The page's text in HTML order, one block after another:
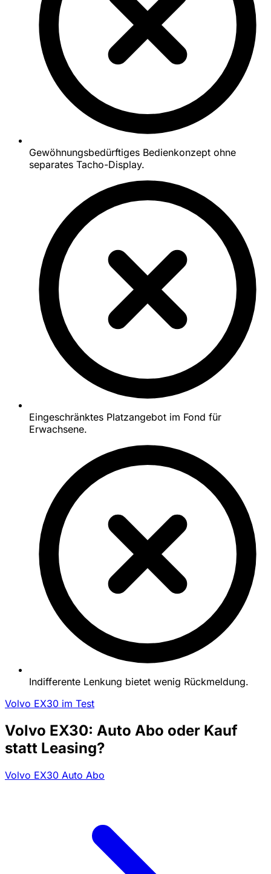
Gewöhnungsbedürftiges Bedienkonzept ohne
separates Tacho-Display.
Eingeschränktes Platzangebot im Fond für
Erwachsene.
Indifferente Lenkung bietet wenig Rückmeldung.
Volvo EX30 im Test
Volvo EX30: Auto Abo oder Kauf
statt Leasing?
Volvo EX30 Auto Abo